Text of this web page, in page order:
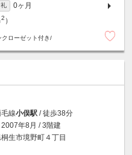
礼
0ヶ月
2 ）
ローゼット付き/
毛線小俣駅 / 徒歩38分
年8月 / 3階建
生市境野町４丁目